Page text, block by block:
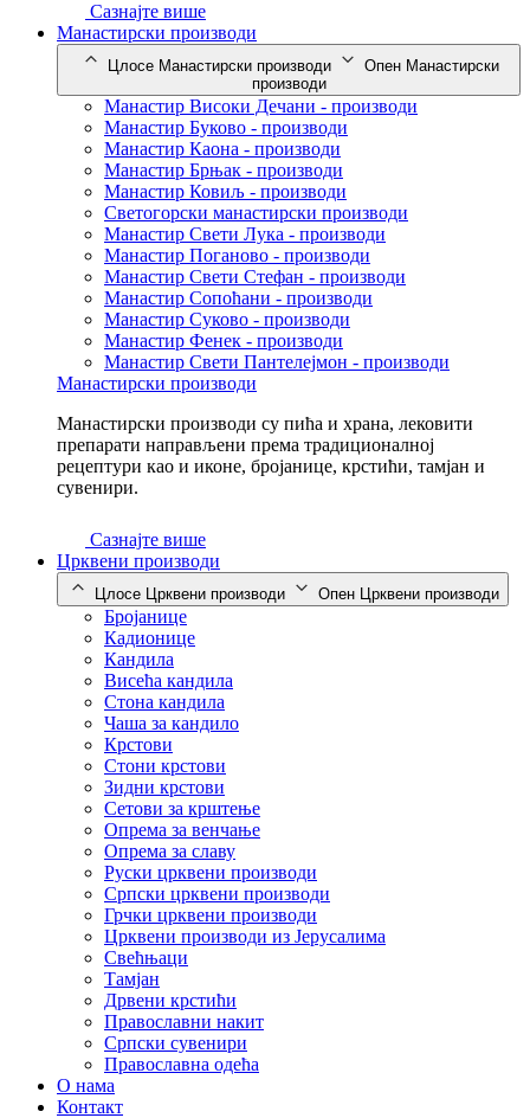
Сазнајте више
Манастирски производи
Цлосе Манастирски производи
Опен Манастирски
производи
Манастир Високи Дечани - производи
Манастир Буково - производи
Манастир Каона - производи
Манастир Брњак - производи
Манастир Ковиљ - производи
Светогорски манастирски производи
Манастир Свети Лука - производи
Манастир Поганово - производи
Манастир Свети Стефан - производи
Манастир Сопоћани - производи
Манастир Суково - производи
Манастир Фенек - производи
Манастир Свети Пантелејмон - производи
Манастирски производи
Манастирски производи су пића и храна, лековити
препарати направљени према традиционалној
рецептури као и иконе, бројанице, крстићи, тамјан и
сувенири.
Сазнајте више
Црквени производи
Цлосе Црквени производи Опен Црквени производи
Бројанице
Кадионице
Кандила
Висећа кандила
Стона кандила
Чаша за кандило
Крстови
Стони крстови
Зидни крстови
Сетови за крштење
Опрема за венчање
Опрема за славу
Руски црквени производи
Српски црквени производи
Грчки црквени производи
Црквени производи из Јерусалима
Свећњаци
Тамјан
Дрвени крстићи
Православни накит
Српски сувенири
Православна одећа
О нама
Контакт